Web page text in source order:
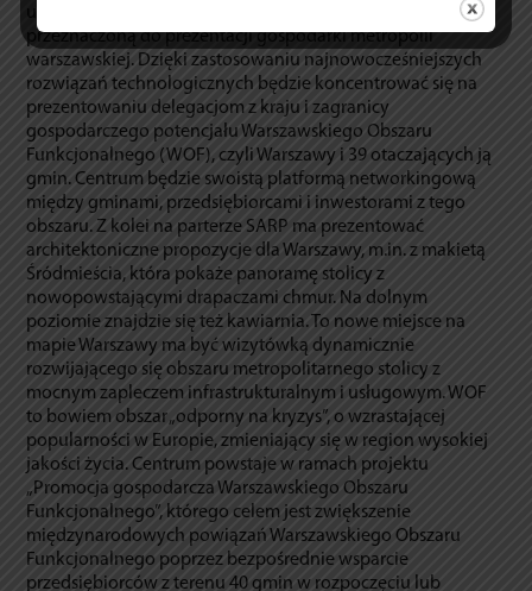
urządzi multimedialną przestrzeń ekspozycyjną,
przeznaczoną do prezentacji gospodarki metropolii
warszawskiej. Dzięki zastosowaniu najnowocześniejszych
rozwiązań technologicznych będzie koncentrować się na
prezentowaniu delegacjom z kraju i zagranicy
gospodarczego potencjału Warszawskiego Obszaru
Funkcjonalnego (WOF), czyli Warszawy i 39 otaczających ją
gmin. Centrum będzie swoistą platformą networkingową
między gminami, przedsiębiorcami i inwestorami z tego
obszaru. Z kolei na parterze SARP ma prezentować
architektoniczne propozycje dla Warszawy, m.in. z makietą
Śródmieścia, która pokaże panoramę stolicy z
nowopowstającymi drapaczami chmur. Na dolnym
poziomie znajdzie się też kawiarnia. To nowe miejsce na
mapie Warszawy ma być wizytówką dynamicznie
rozwijającego się obszaru metropolitarnego stolicy z
mocnym zapleczem infrastrukturalnym i usługowym. WOF
to bowiem obszar „odporny na kryzys”, o wzrastającej
popularności w Europie, zmieniający się w region wysokiej
jakości życia. Centrum powstaje w ramach projektu
„Promocja gospodarcza Warszawskiego Obszaru
Funkcjonalnego”, którego celem jest zwiększenie
międzynarodowych powiązań Warszawskiego Obszaru
Funkcjonalnego poprzez bezpośrednie wsparcie
przedsiębiorców z terenu 40 gmin w rozpoczęciu lub